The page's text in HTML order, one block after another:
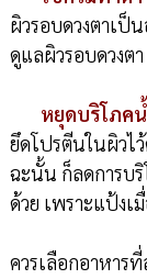
ผิวรอบดวงตาเป็
ดูแลผิวรอบดวงต
หยุดบริโภค
ยึดโปรตีนในผิวไ
ฉะนั้น ก็ลดการบ
ด้วย เพราะแป้ง
ควรเลือกอาหาร